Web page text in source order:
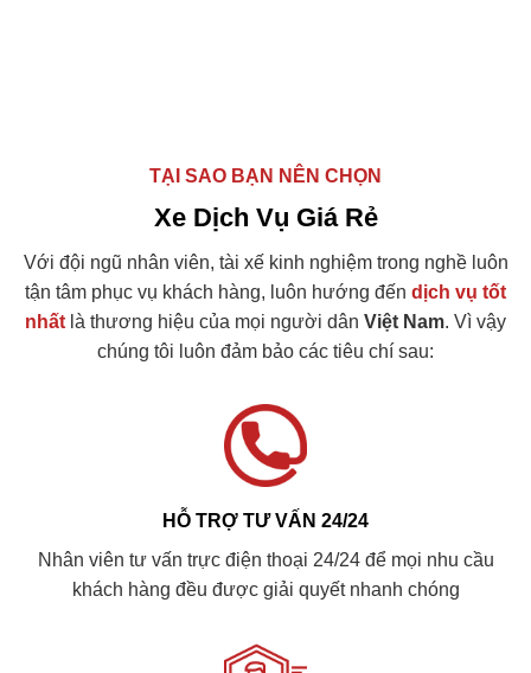
TẠI SAO BẠN NÊN CHỌN
Xe Dịch Vụ Giá Rẻ
Với đội ngũ nhân viên, tài xế kinh nghiệm trong nghề luôn
tận tâm phục vụ khách hàng, luôn hướng đến dịch vụ tốt
nhất là thương hiệu của mọi người dân Việt Nam. Vì vậy
chúng tôi luôn đảm bảo các tiêu chí sau:
HỖ TRỢ TƯ VẤN 24/24
Nhân viên tư vấn trực điện thoại 24/24 để mọi nhu cầu
khách hàng đều được giải quyết nhanh chóng